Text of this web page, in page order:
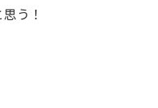
う！